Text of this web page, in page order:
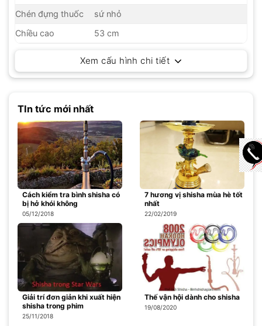
Chén đựng thuốc
sứ nhỏ
Chiều cao
53 cm
Xem cấu hình chi tiết
TIn tức mới nhất
Cách kiểm tra bình shisha có
bị hở khói không
05/12/2018
7 hương vị shisha mùa hè tốt
nhất
22/02/2019
Giải trí đơn giản khi xuất hiện
shisha trong phim
25/11/2018
Thế vận hội dành cho shisha
19/08/2020